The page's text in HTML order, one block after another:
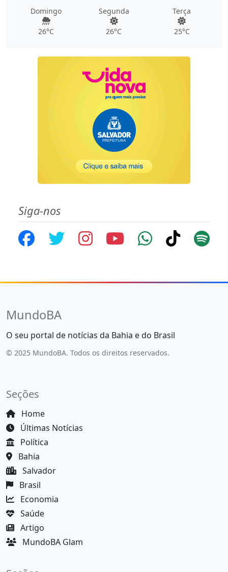
Domingo
26°C
Segunda
26°C
Terça
25°C
Siga-nos
MundoBA
O seu portal de notícias da Bahia e do Brasil
© 2025 MundoBA. Todos os direitos reservados.
Seções
Home
Últimas Notícias
Política
Bahia
Salvador
Brasil
Economia
Saúde
Artigo
MundoBA Glam